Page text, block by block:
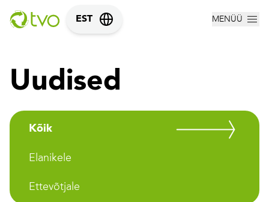
EST MENÜÜ
Uudised
Kõik
Elanikele
Ettevõtjale